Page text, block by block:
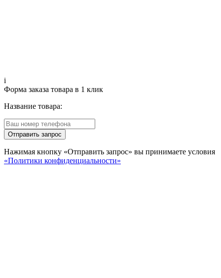
i
Форма заказа товара в 1 клик
Название товара:
Отправить запрос
Нажимая кнопку «Отправить запрос» вы принимаете условия
«Политики конфиденциальности»